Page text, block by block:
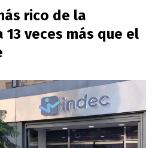
rico de la
veces más que el